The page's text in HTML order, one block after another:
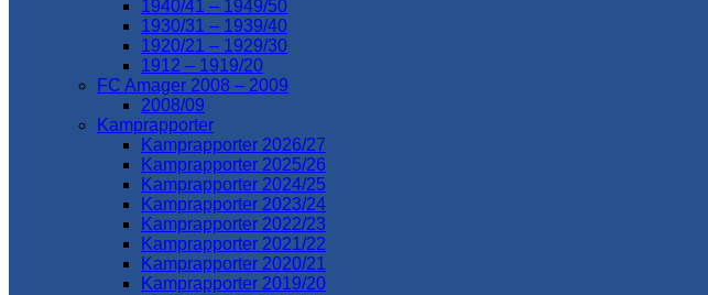
1940/41 – 1949/50
1930/31 – 1939/40
1920/21 – 1929/30
1912 – 1919/20
FC Amager 2008 – 2009
2008/09
Kamprapporter
Kamprapporter 2026/27
Kamprapporter 2025/26
Kamprapporter 2024/25
Kamprapporter 2023/24
Kamprapporter 2022/23
Kamprapporter 2021/22
Kamprapporter 2020/21
Kamprapporter 2019/20